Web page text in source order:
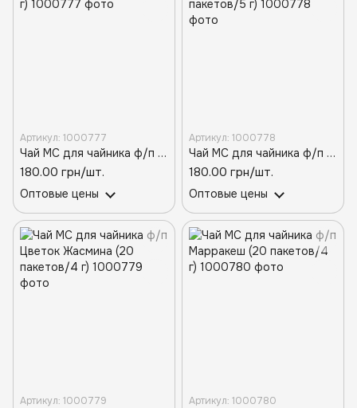
Артикул: 1000777
Чай МС для чайника ф/п Граф Грей (20 пакетов/5 г)
180.00 грн/шт.
Оптовые цены
Артикул: 1000778
Чай МС для чайника ф/п Имбирный Зеленый (20 пакетов/5 г)
180.00 грн/шт.
Оптовые цены
Артикул: 1000779 Артикул: 1000780